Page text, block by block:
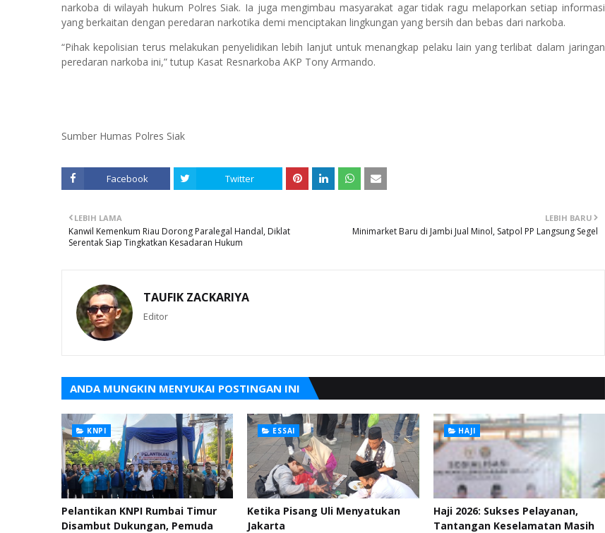
narkoba di wilayah hukum Polres Siak. Ia juga mengimbau masyarakat agar tidak ragu melaporkan setiap informasi
yang berkaitan dengan peredaran narkotika demi menciptakan lingkungan yang bersih dan bebas dari narkoba.
“Pihak kepolisian terus melakukan penyelidikan lebih lanjut untuk menangkap pelaku lain yang terlibat dalam jaringan
peredaran narkoba ini,” tutup Kasat Resnarkoba AKP Tony Armando.
Sumber Humas Polres Siak
Facebook Twitter
LEBIH BARU
Minimarket Baru di Jambi Jual Minol, Satpol PP Langsung Segel
LEBIH LAMA
Kanwil Kemenkum Riau Dorong Paralegal Handal, Diklat
Serentak Siap Tingkatkan Kesadaran Hukum
TAUFIK ZACKARIYA
Editor
ANDA MUNGKIN MENYUKAI POSTINGAN INI
KNPI
Pelantikan KNPI Rumbai Timur
Disambut Dukungan, Pemuda
ESSAI
Ketika Pisang Uli Menyatukan
Jakarta
HAJI
Haji 2026: Sukses Pelayanan,
Tantangan Keselamatan Masih